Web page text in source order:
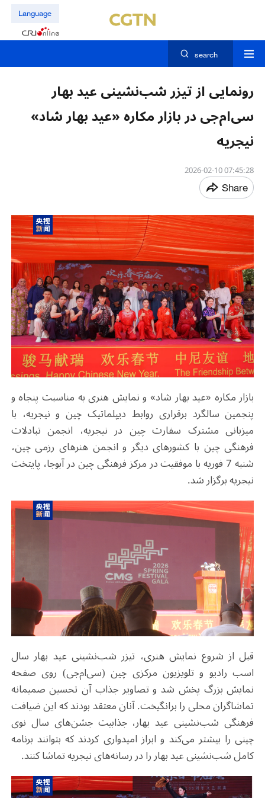
Language
search
رونمایی از تیزر شب‌نشینی عید بهار
سی‌ام‌جی در بازار مکاره «عید بهار شاد»
نیجریه
07:45:28 2026-02-10
Share
بازار مکاره «عید بهار شاد» و نمایش هنری به مناسبت پنجاه و
پنجمین سالگرد برقراری روابط دیپلماتیک چین و نیجریه، با
میزبانی مشترک سفارت چین در نیجریه، انجمن تبادلات
فرهنگی چین با کشورهای دیگر و انجمن هنرهای رزمی چین،
شنبه 7 فوریه با موفقیت در مرکز فرهنگی چین در آبوجا، پایتخت
نیجریه برگزار شد.
قبل از شروع نمایش هنری، تیزر شب‌نشینی عید بهار سال
اسب رادیو و تلویزیون مرکزی چین (سی‌ام‌جی) روی صفحه
نمایش بزرگ پخش شد و تصاویر جذاب آن تحسین صمیمانه
تماشاگران محلی را برانگیخت. آنان معتقد بودند که این ضیافت
فرهنگی شب‌نشینی عید بهار، جذابیت جشن‌های سال نوی
چینی را بیشتر می‌کند و ابراز امیدواری کردند که بتوانند برنامه
کامل شب‌نشینی عید بهار را در رسانه‌های نیجریه تماشا کنند.